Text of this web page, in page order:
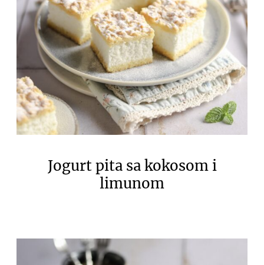
Jogurt pita sa kokosom i
limunom